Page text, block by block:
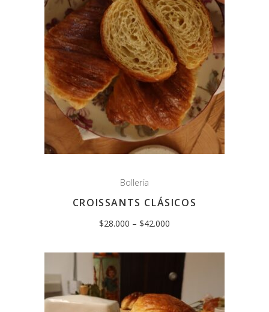
Bollería
CROISSANTS CLÁSICOS
$28.000 – $42.000